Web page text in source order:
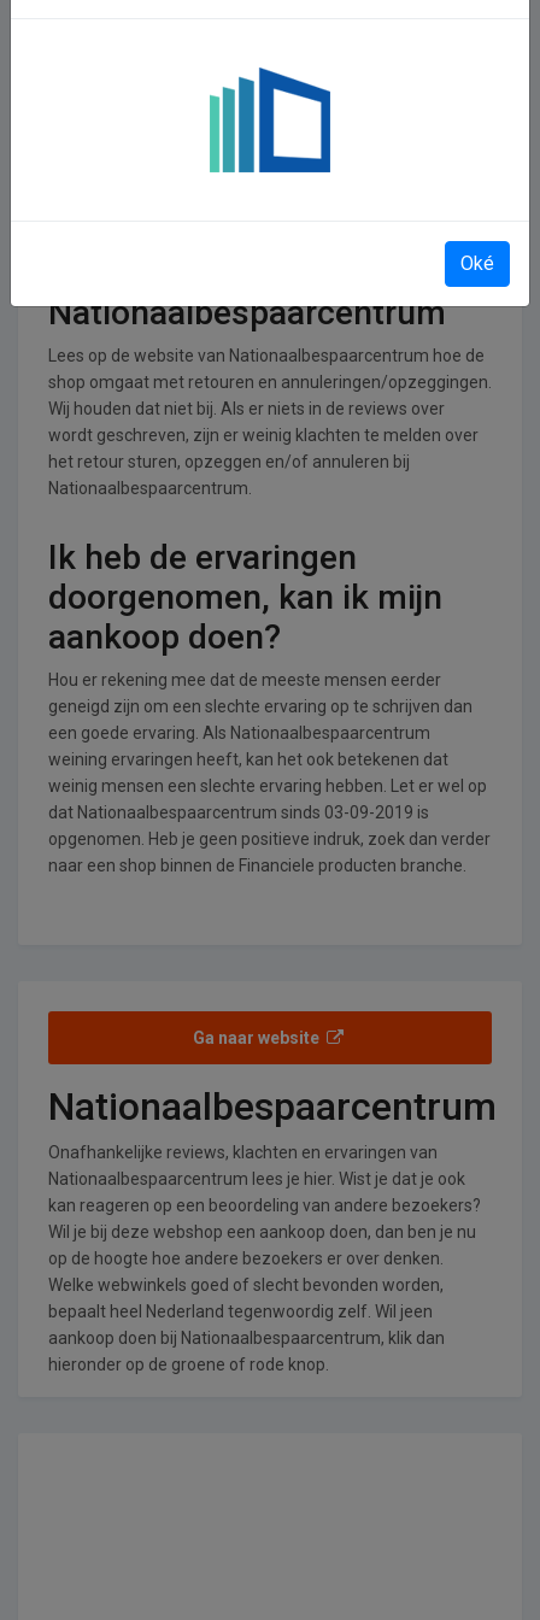
operationeel
Nationaalbespaarcentrum
Lees op de website van Nationaalbespaarcentrum hoe de
shop omgaat met retouren en annuleringen/opzeggingen.
Wij houden dat niet bij. Als er niets in de reviews over
wordt geschreven, zijn er weinig klachten te melden over
het retour sturen, opzeggen en/of annuleren bij
Nationaalbespaarcentrum.
Ik heb de ervaringen
doorgenomen, kan ik mijn
aankoop doen?
Hou er rekening mee dat de meeste mensen eerder
geneigd zijn om een slechte ervaring op te schrijven dan
een goede ervaring. Als Nationaalbespaarcentrum
weining ervaringen heeft, kan het ook betekenen dat
weinig mensen een slechte ervaring hebben. Let er wel op
dat Nationaalbespaarcentrum sinds 03-09-2019 is
opgenomen. Heb je geen positieve indruk, zoek dan verder
naar een shop binnen de Financiele producten branche.
Ga naar website
Nationaalbespaarcentrum
Onafhankelijke reviews, klachten en ervaringen van
Nationaalbespaarcentrum lees je hier. Wist je dat je ook
kan reageren op een beoordeling van andere bezoekers?
Wil je bij deze webshop een aankoop doen, dan ben je nu
op de hoogte hoe andere bezoekers er over denken.
Welke webwinkels goed of slecht bevonden worden,
bepaalt heel Nederland tegenwoordig zelf. Wil jeen
aankoop doen bij Nationaalbespaarcentrum, klik dan
hieronder op de groene of rode knop.
Oké